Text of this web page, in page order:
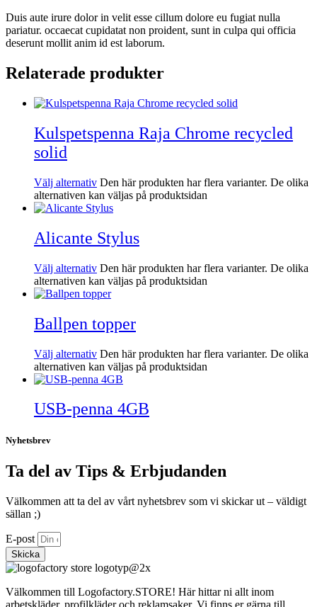
Duis aute irure dolor in velit esse cillum dolore eu fugiat nulla
pariatur. occaecat cupidatat non proident, sunt in culpa qui officia
deserunt mollit anim id est laborum.
Relaterade produkter
Kulspetspenna Raja Chrome recycled
solid
Välj alternativ Den här produkten har flera varianter. De olika
alternativen kan väljas på produktsidan
Alicante Stylus
Välj alternativ Den här produkten har flera varianter. De olika
alternativen kan väljas på produktsidan
Ballpen topper
Välj alternativ Den här produkten har flera varianter. De olika
alternativen kan väljas på produktsidan
USB-penna 4GB
Nyhetsbrev
Ta del av Tips & Erbjudanden
Välkommen att ta del av vårt nyhetsbrev som vi skickar ut – väldigt
sällan ;)
E-post
Skicka
Välkommen till Logofactory.STORE! Här hittar ni allt inom
arbetskläder, profilkläder och reklamsaker. Vi finns er gärna till